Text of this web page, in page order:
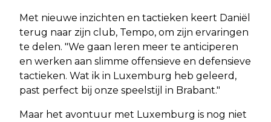
Met nieuwe inzichten en tactieken keert Daniël
terug naar zijn club, Tempo, om zijn ervaringen
te delen. "We gaan leren meer te anticiperen
en werken aan slimme offensieve en defensieve
tactieken. Wat ik in Luxemburg heb geleerd,
past perfect bij onze speelstijl in Brabant."
Maar het avontuur met Luxemburg is nog niet